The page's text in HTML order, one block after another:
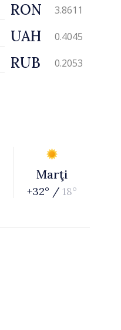
RON 3.8611
UAH 0.4045
RUB 0.2053
Marţi
+32° / 18°